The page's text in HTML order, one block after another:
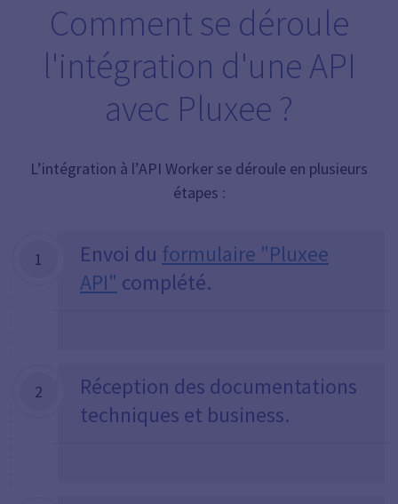
Comment se déroule
l'intégration d'une API
avec Pluxee ?
L’intégration à l’API Worker se déroule en plusieurs
étapes :
1 Envoi du formulaire "Pluxee
API" complété.
2
Réception des documentations
techniques et business.